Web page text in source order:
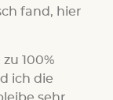
fand, hier
100%
ich die